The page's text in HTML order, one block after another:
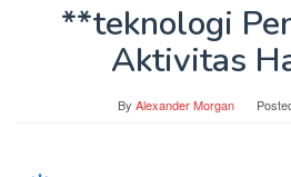
**teknologi
Aktivitas
By Alexander Morgan